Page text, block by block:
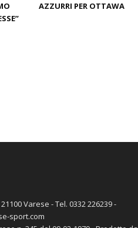
AZZURRI PER OTTAWA
Varese - Tel. 0332 226239 -
sport.com